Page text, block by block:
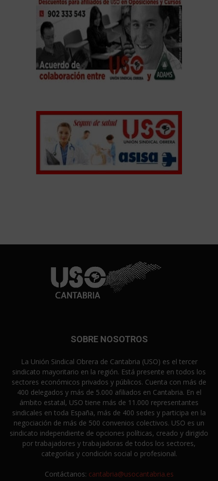
SOBRE NOSOTROS
La Unión Sindical Obrera de Cantabria (USO) es el tercer
sindicato mayoritario en la región. Está presente en todos los
sectores económicos privados y públicos. Cuenta con más de
400 delegados y más de 5.000 afiliados en Cantabria. En el
ámbito estatal, USO tiene más de 11.000 representantes
sindicales en toda España, más de 400 sedes y participa en la
negociación de más de 500 convenios colectivos. USO es un
sindicato independiente de opciones políticas, creado y dirigido
por trabajadores y trabajadoras de todos los sectores,
categorías y condición social o profesional.
Contáctanos: cantabria@usocantabria.es